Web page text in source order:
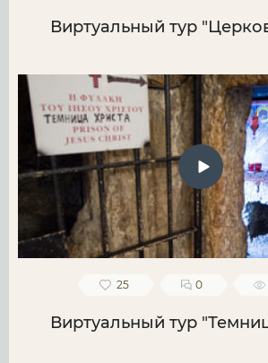
Виртуальный тур
25 0
Виртуальный тур